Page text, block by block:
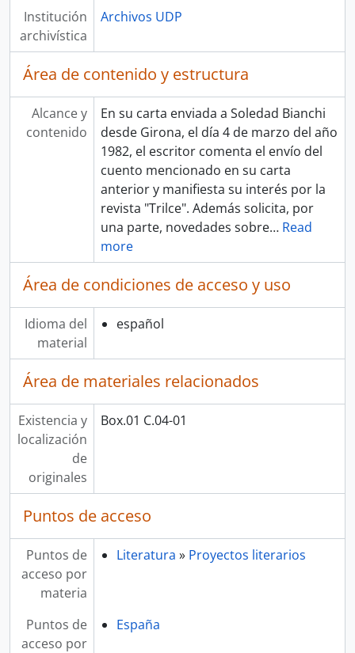
Institución
archivística
Archivos UDP
Área de contenido y estructura
Alcance y
contenido
En su carta enviada a Soledad Bianchi
desde Girona, el día 4 de marzo del año
1982, el escritor comenta el envío del
cuento mencionado en su carta
anterior y manifiesta su interés por la
revista "Trilce". Además solicita, por
una parte, novedades sobre… Read
more
Área de condiciones de acceso y uso
Idioma del
material
español
Área de materiales relacionados
Existencia y
localización
de
originales
Box.01 C.04-01
Puntos de acceso
Puntos de
acceso por
materia
Literatura » Proyectos literarios
Puntos de
acceso por
España